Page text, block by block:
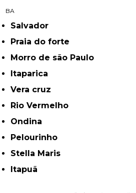
BA
Salvador
Praia do forte
Morro de são Paulo
Itaparica
Vera cruz
Rio Vermelho
Ondina
Pelourinho
Stella Maris
Itapuã